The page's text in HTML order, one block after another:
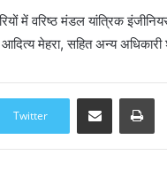
में वरिष्ठ मंडल यांत्रिक
मेहरा, सहित अन्य अधिकारी
Twitter
Share via Email